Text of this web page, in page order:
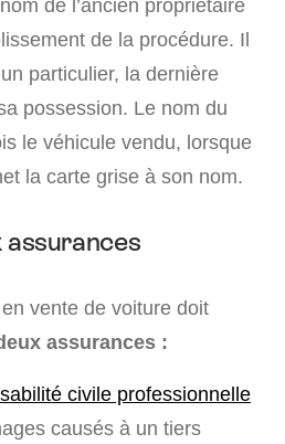
de l’ancien propriétaire
de la procédure. Il
particulier, la dernière
possession. Le nom du
le véhicule vendu, lorsque
la carte grise à son nom.
vente de voiture doit
assurances :
civile professionnelle
causés à un tiers